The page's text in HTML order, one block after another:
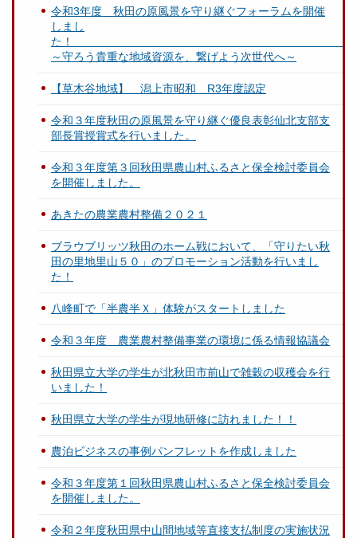
令和3年度 秋田の原風景を守り継ぐフォーラムを開催
しまし
～守ろう貴重な地域資源を、繋げよう次世代へ～
【草木谷地域】 潟上市昭和 R3年度認定
令和３年度秋田の原風景を守り継ぐ優良表彰仙北支部支
部長賞授賞式を行いました。
令和３年度第３回秋田県農山村ふるさと保全検討委員会
を開催しました。
あきたの農業農村整備２０２１
ブラウブリッツ秋田のホーム戦において、「守りたい秋
田の里地里山５０」のプロモーション活動を行いまし
た！
八峰町で「半農半Ｘ」体験がスタートしました
令和３年度 農業農村整備事業の環境に係る情報協議会
秋田県立大学の学生が北秋田市前山で雑穀の収穫会を行
いました！
秋田県立大学の学生が現地研修に訪れました！！
農泊ビジネスの事例パンフレットを作成しました
令和３年度第１回秋田県農山村ふるさと保全検討委員会
を開催しました。
令和２年度秋田県中山間地域等直接支払制度の実施状況